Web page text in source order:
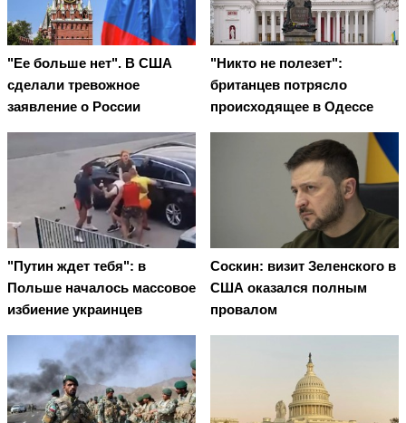
"Ее больше нет". В США
сделали тревожное
заявление о России
"Никто не полезет":
британцев потрясло
происходящее в Одессе
"Путин ждет тебя": в
Польше началось массовое
избиение украинцев
Соскин: визит Зеленского в
США оказался полным
провалом